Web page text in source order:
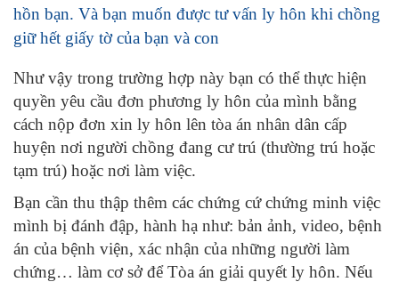
hồn bạn. Và bạn muốn được tư vấn ly hôn khi chồng
giữ hết giấy tờ của bạn và con
Như vậy trong trường hợp này bạn có thể thực hiện
quyền yêu cầu đơn phương ly hôn của mình bằng
cách nộp đơn xin ly hôn lên tòa án nhân dân cấp
huyện nơi người chồng đang cư trú (thường trú hoặc
tạm trú) hoặc nơi làm việc.
Bạn cần thu thập thêm các chứng cứ chứng minh việc
mình bị đánh đập, hành hạ như: bản ảnh, video, bệnh
án của bệnh viện, xác nhận của những người làm
chứng… làm cơ sở để Tòa án giải quyết ly hôn. Nếu